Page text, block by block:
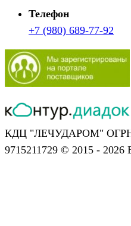
Телефон
+7 (980) 689-77-92
КДЦ "ЛЕЧУДАРОМ" ОГРН
9715211729 © 2015 -